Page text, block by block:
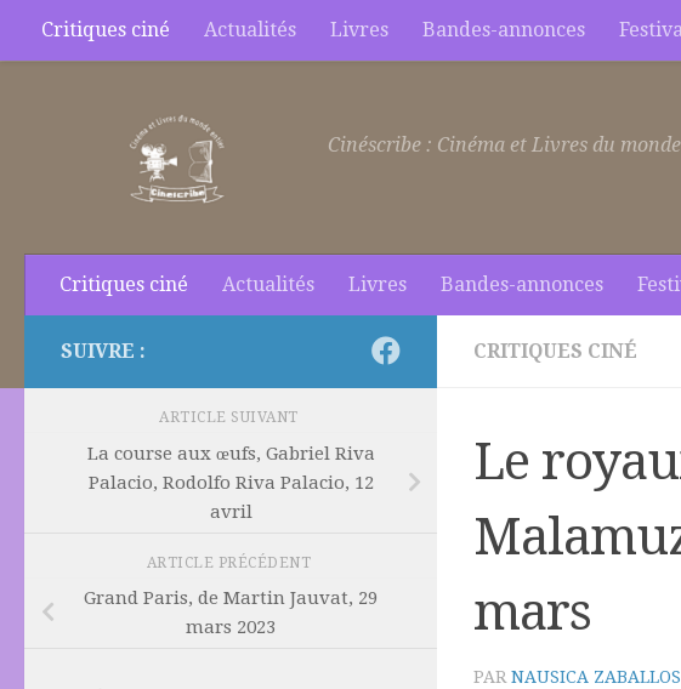
Skip to content
Critiques ciné Actualités Livres Bandes-annonces
Cinéscribe : Cinéma et Livres du
Critiques ciné Actualités Livres Bandes-annonces
CRITIQUES CINÉ
Le
mars
PAR NAUSICA
SUIVRE :
ARTICLE SUIVANT
La course aux œufs, Gabriel Riva
Palacio, Rodolfo Riva Palacio, 12
avril
ARTICLE PRÉCÉDENT
Grand Paris, de Martin Jauvat, 29
mars 2023